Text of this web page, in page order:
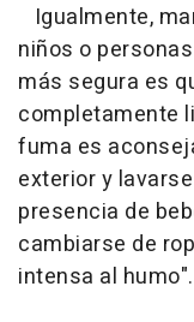
Igualmente,
niños o
más segura es
completamente
fuma es
exterior y
presencia de
cambiarse de
intensa al humo".